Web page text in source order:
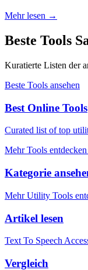
Mehr lesen →
Beste Tools
Kuratierte Listen der
Beste Tools ansehen
Best Online Tools
Curated list of top
Mehr Tools entdecken
Kategorie
Mehr Utility Tools
Artikel lesen
Text To Speech
Vergleich